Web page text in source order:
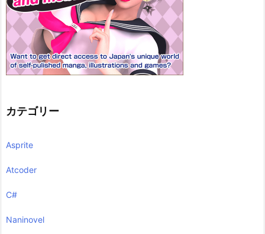
カテゴリー
Asprite
Atcoder
C#
Naninovel